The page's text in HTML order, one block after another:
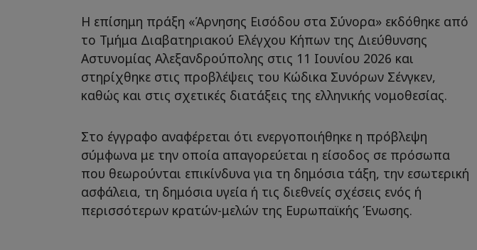
Η επίσημη πράξη «Άρνησης Εισόδου στα Σύνορα» εκδόθηκε από
το Τμήμα Διαβατηριακού Ελέγχου Κήπων της Διεύθυνσης
Αστυνομίας Αλεξανδρούπολης στις 11 Ιουνίου 2026 και
στηρίχθηκε στις προβλέψεις του Κώδικα Συνόρων Σένγκεν,
καθώς και στις σχετικές διατάξεις της ελληνικής νομοθεσίας.
Στο έγγραφο αναφέρεται ότι ενεργοποιήθηκε η πρόβλεψη
σύμφωνα με την οποία απαγορεύεται η είσοδος σε πρόσωπα
που θεωρούνται επικίνδυνα για τη δημόσια τάξη, την εσωτερική
ασφάλεια, τη δημόσια υγεία ή τις διεθνείς σχέσεις ενός ή
περισσότερων κρατών-μελών της Ευρωπαϊκής Ένωσης.